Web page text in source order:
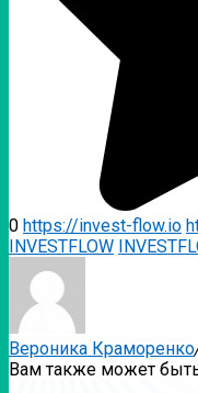
0 https://invest-flow.io
INVESTFLOW
Вероника Краморенко
Вам также может